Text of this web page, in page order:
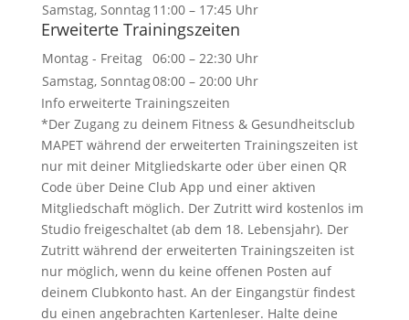
Samstag, Sonntag11:00 – 17:45 Uhr
Erweiterte Trainingszeiten
Montag - Freitag 06:00 – 22:30 Uhr
Samstag, Sonntag08:00 – 20:00 Uhr
Info erweiterte Trainingszeiten
*Der Zugang zu deinem Fitness & Gesundheitsclub
MAPET während der erweiterten Trainingszeiten ist
nur mit deiner Mitgliedskarte oder über einen QR
Code über Deine Club App und einer aktiven
Mitgliedschaft möglich. Der Zutritt wird kostenlos im
Studio freigeschaltet (ab dem 18. Lebensjahr). Der
Zutritt während der erweiterten Trainingszeiten ist
nur möglich, wenn du keine offenen Posten auf
deinem Clubkonto hast. An der Eingangstür findest
du einen angebrachten Kartenleser. Halte deine